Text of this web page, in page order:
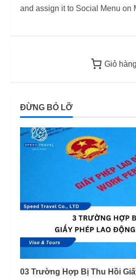
and assign it to Social Menu on
Giỏ hàng
ĐỪNG BỎ LỠ
03 Trường Hợp Bị Thu Hồi